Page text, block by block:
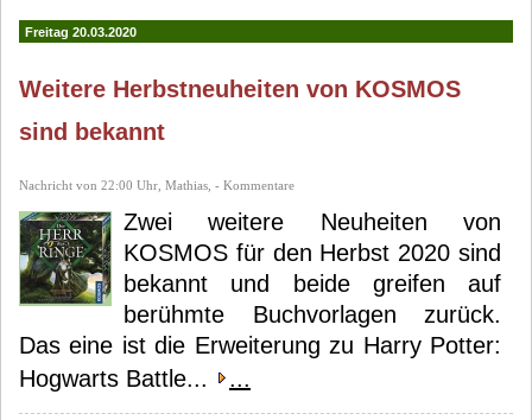
Freitag 20.03.2020
Weitere Herbstneuheiten von KOSMOS
sind bekannt
Nachricht von 22:00 Uhr, Mathias, - Kommentare
Zwei weitere Neuheiten von
KOSMOS für den Herbst 2020 sind
bekannt und beide greifen auf
berühmte Buchvorlagen zurück.
Das eine ist die Erweiterung zu Harry Potter:
Hogwarts Battle...
...